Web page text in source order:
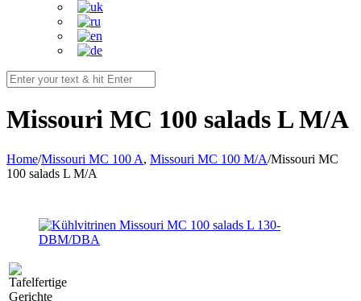
Missouri MC 100 salads L M/A
Home/Missouri MC 100 A, Missouri MC 100 M/A/Missouri MC
100 salads L M/A